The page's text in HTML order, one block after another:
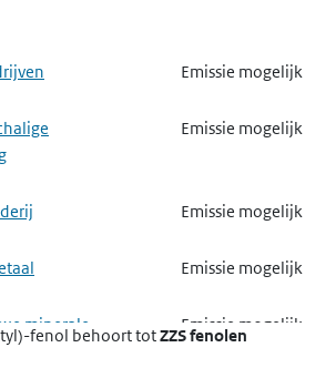
Emissie mogelijk
Emissie mogelijk
Emissie mogelijk
Emissie mogelijk
minerale
Emissie mogelijk
fenol behoort totZZS fenolen